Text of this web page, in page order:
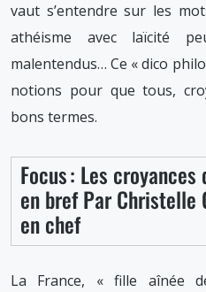
vaut s’entendre sur les
athéisme avec laïcité
malentendus… Ce « dico
notions pour que tous,
bons termes.
Focus : Les
en bref Par Christelle
en chef
La France, « fille aînée